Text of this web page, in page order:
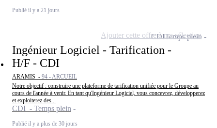
Publié il y a 21 jours
Ingénieur Logiciel - Tarification -
H/F - CDI
ARAMIS - 94 - ARCUEIL
Notre objectif : construire une plateforme de tarification unifiée pour le Groupe au
cours de l'année à venir. En tant qu'Ingénieur Logiciel, vous concevrez, développerez
et exploiterez des...
CDI - Temps plein
Publié il y a plus de 30 jours
CDITemps plein
Ajouter cette offre à ma sélection